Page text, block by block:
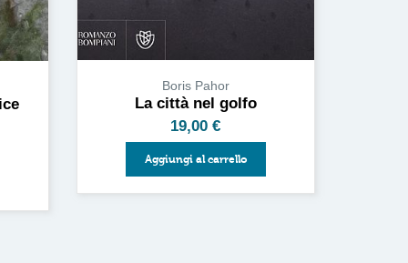
Boris Pahor
La città nel golfo
19,00€
Aggiungi al carrello